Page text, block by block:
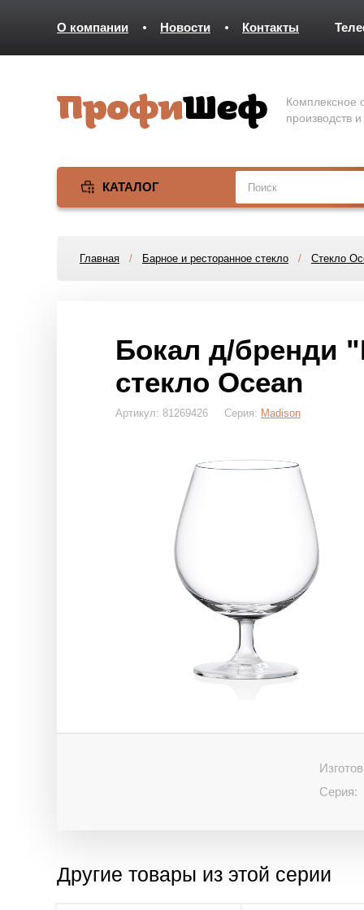
О компании Новости Контакты
Комплексное
производств
КАТАЛОГ
Главная / Барное и ресторанное стекло / Стекло
Бокал д/бренди
стекло Ocean
Артикул: 81269426 Серия: Madison
Серия:
Другие товары из этой серии